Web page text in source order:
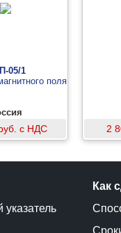
05/1
поля
с НДС 2
Как